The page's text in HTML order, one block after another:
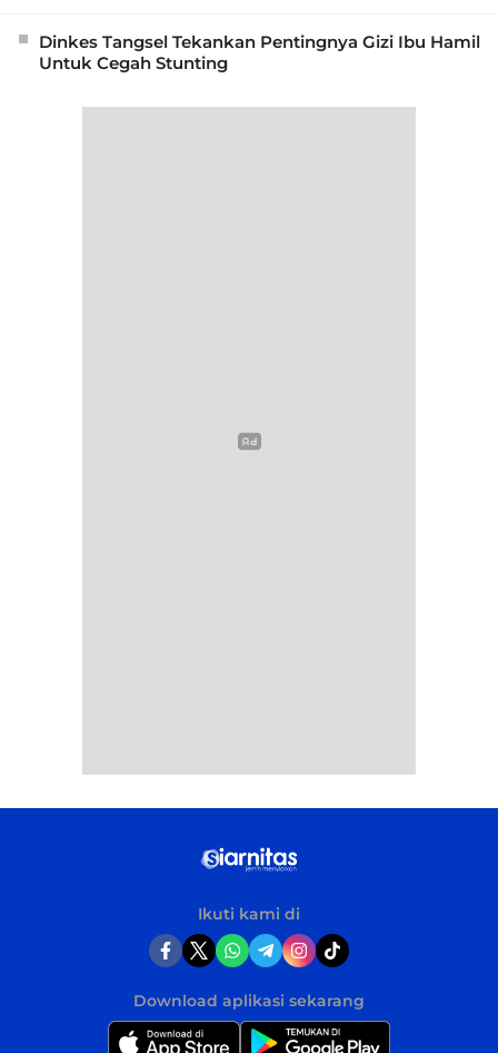
Dinkes Tangsel Tekankan Pentingnya Gizi Ibu Hamil
Untuk Cegah Stunting
Ikuti kami di
Download aplikasi sekarang